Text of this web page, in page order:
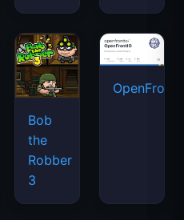
Bob
the
Robber
3